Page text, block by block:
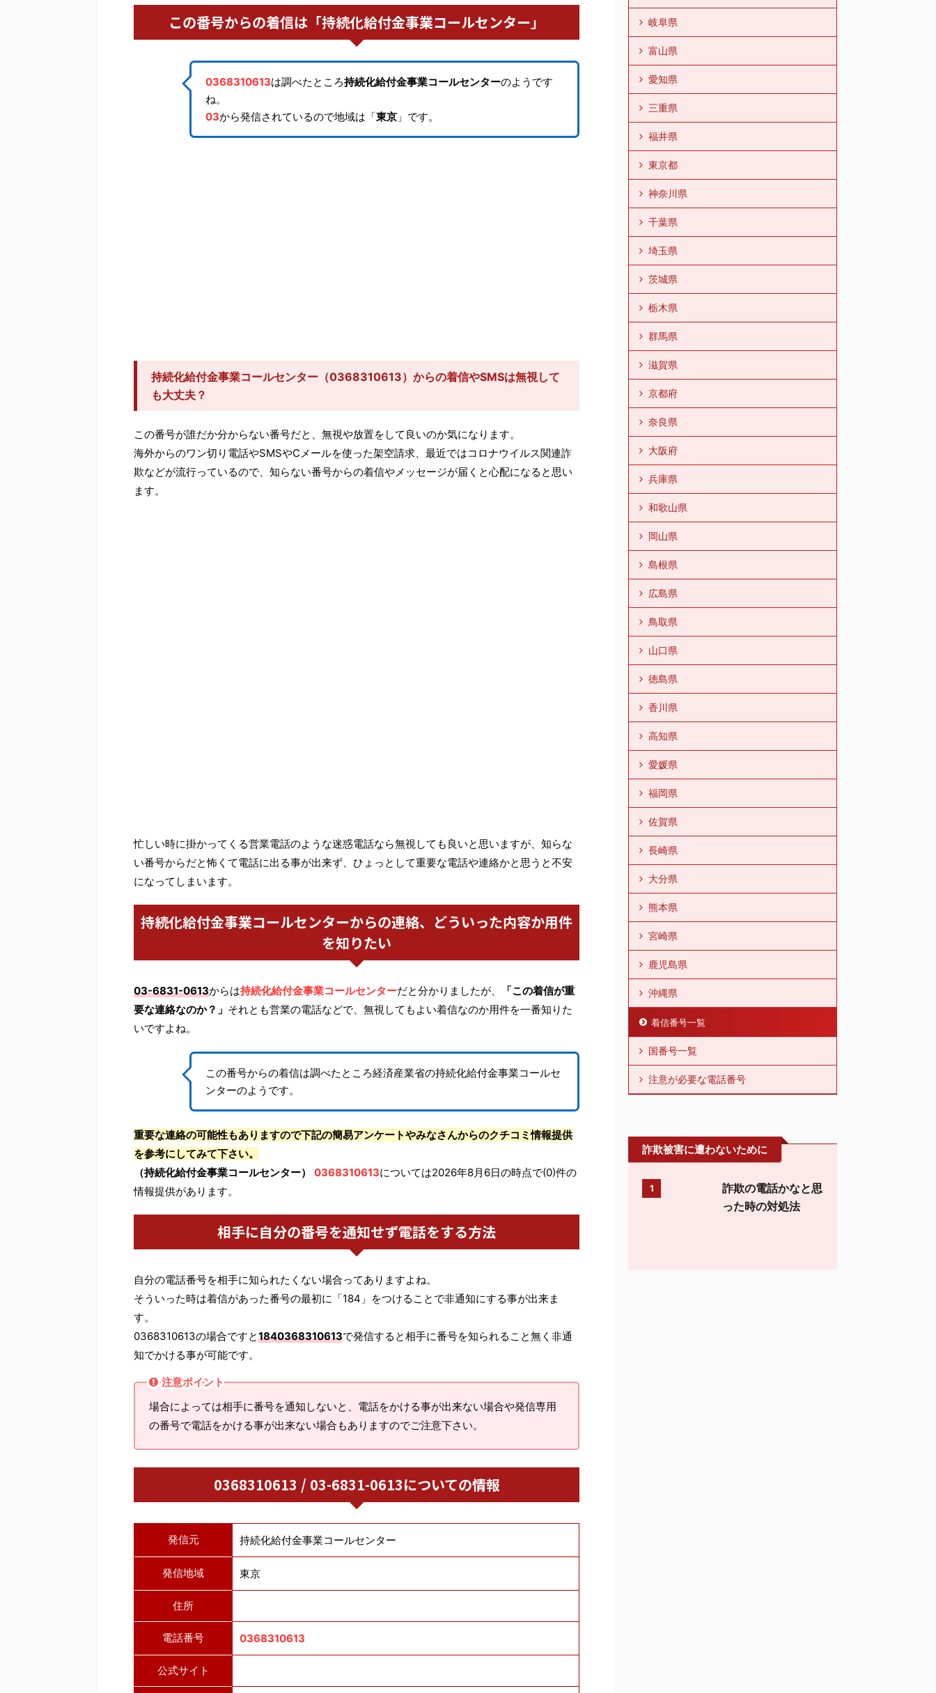
この番号からの着信は「持続化給付金事業コールセンター」
0368310613は調べたところ持続化給付金事業コールセンターのようです
ね。
03から発信されているので地域は「東京 」です。
持続化給付金事業コールセンター（0368310613）からの着信やSMSは無視して
も大丈夫？
この番号が誰だか分からない番号だと、無視や放置をして良いのか気になります。
海外からのワン切り電話やSMSやCメールを使った架空請求、最近ではコロナウイルス関連詐
欺などが流行っているので、知らない番号からの着信やメッセージが届くと心配になると思い
ます。
忙しい時に掛かってくる営業電話のような迷惑電話なら無視しても良いと思いますが、知らな
い番号からだと怖くて電話に出る事が出来ず、ひょっとして重要な電話や連絡かと思うと不安
になってしまいます。
持続化給付金事業コールセンターからの連絡、どういった内容か用件
を知りたい
03-6831-0613からは持続化給付金事業コールセンターだと分かりましたが、
「この着信が重
要な連絡なのか？」 それとも営業の電話などで、無視してもよい着信なのか用件を一番知りた
いですよね。
この番号からの着信は調べたところ経済産業省の持続化給付金事業コールセ
ンターのようです。
重要な連絡の可能性もありますので下記の簡易アンケートやみなさんからのクチコミ情報提供
を参考にしてみて下さい。
（持続化給付金事業コールセンター）
0368310613については2026年8月6日の時点で(0)件の
情報提供があります。
相手に自分の番号を通知せず電話をする方法
自分の電話番号を相手に知られたくない場合ってありますよね。
そういった時は着信があった番号の最初に「184」をつけることで非通知にする事が出来ま
す。
0368310613の場合ですと1840368310613で発信すると相手に番号を知られること無く非通
知でかける事が可能です。
注意ポイント
場合によっては相手に番号を通知しないと、電話をかける事が出来ない場合や発信専用
の番号で電話をかける事が出来ない場合もありますのでご注意下さい。
0368310613 / 03-6831-0613についての情報
発信元 持続化給付金事業コールセンター
発信地域 東京
住所
電話番号 0368310613
公式サイト
岐阜県
富山県
愛知県
三重県
福井県
東京都
神奈川県
千葉県
埼玉県
茨城県
栃木県
群馬県
滋賀県
京都府
奈良県
大阪府
兵庫県
和歌山県
岡山県
島根県
広島県
鳥取県
山口県
徳島県
香川県
高知県
愛媛県
福岡県
佐賀県
長崎県
大分県
熊本県
宮崎県
鹿児島県
沖縄県
着信番号一覧
国番号一覧
注意が必要な電話番号
詐欺被害に遭わないために
1
詐欺の電話かなと思
った時の対処法